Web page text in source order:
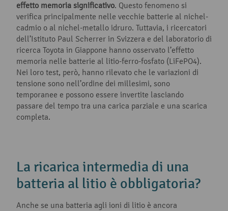
effetto memoria significativo. Questo fenomeno si
verifica principalmente nelle vecchie batterie al nichel-
cadmio o al nichel-metallo idruro. Tuttavia, i ricercatori
dell’Istituto Paul Scherrer in Svizzera e del laboratorio di
ricerca Toyota in Giappone hanno osservato l’effetto
memoria nelle batterie al litio-ferro-fosfato (LiFePO4).
Nei loro test, però, hanno rilevato che le variazioni di
tensione sono nell’ordine dei millesimi, sono
temporanee e possono essere invertite lasciando
passare del tempo tra una carica parziale e una scarica
completa.
La ricarica intermedia di una
batteria al litio è obbligatoria?
Anche se una batteria agli ioni di litio è ancora